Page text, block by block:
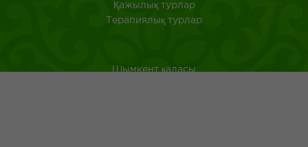
Қажылық турлар
Терапиялық турлар
Шымкент қаласы